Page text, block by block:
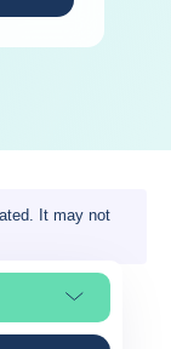
It may not
de la página